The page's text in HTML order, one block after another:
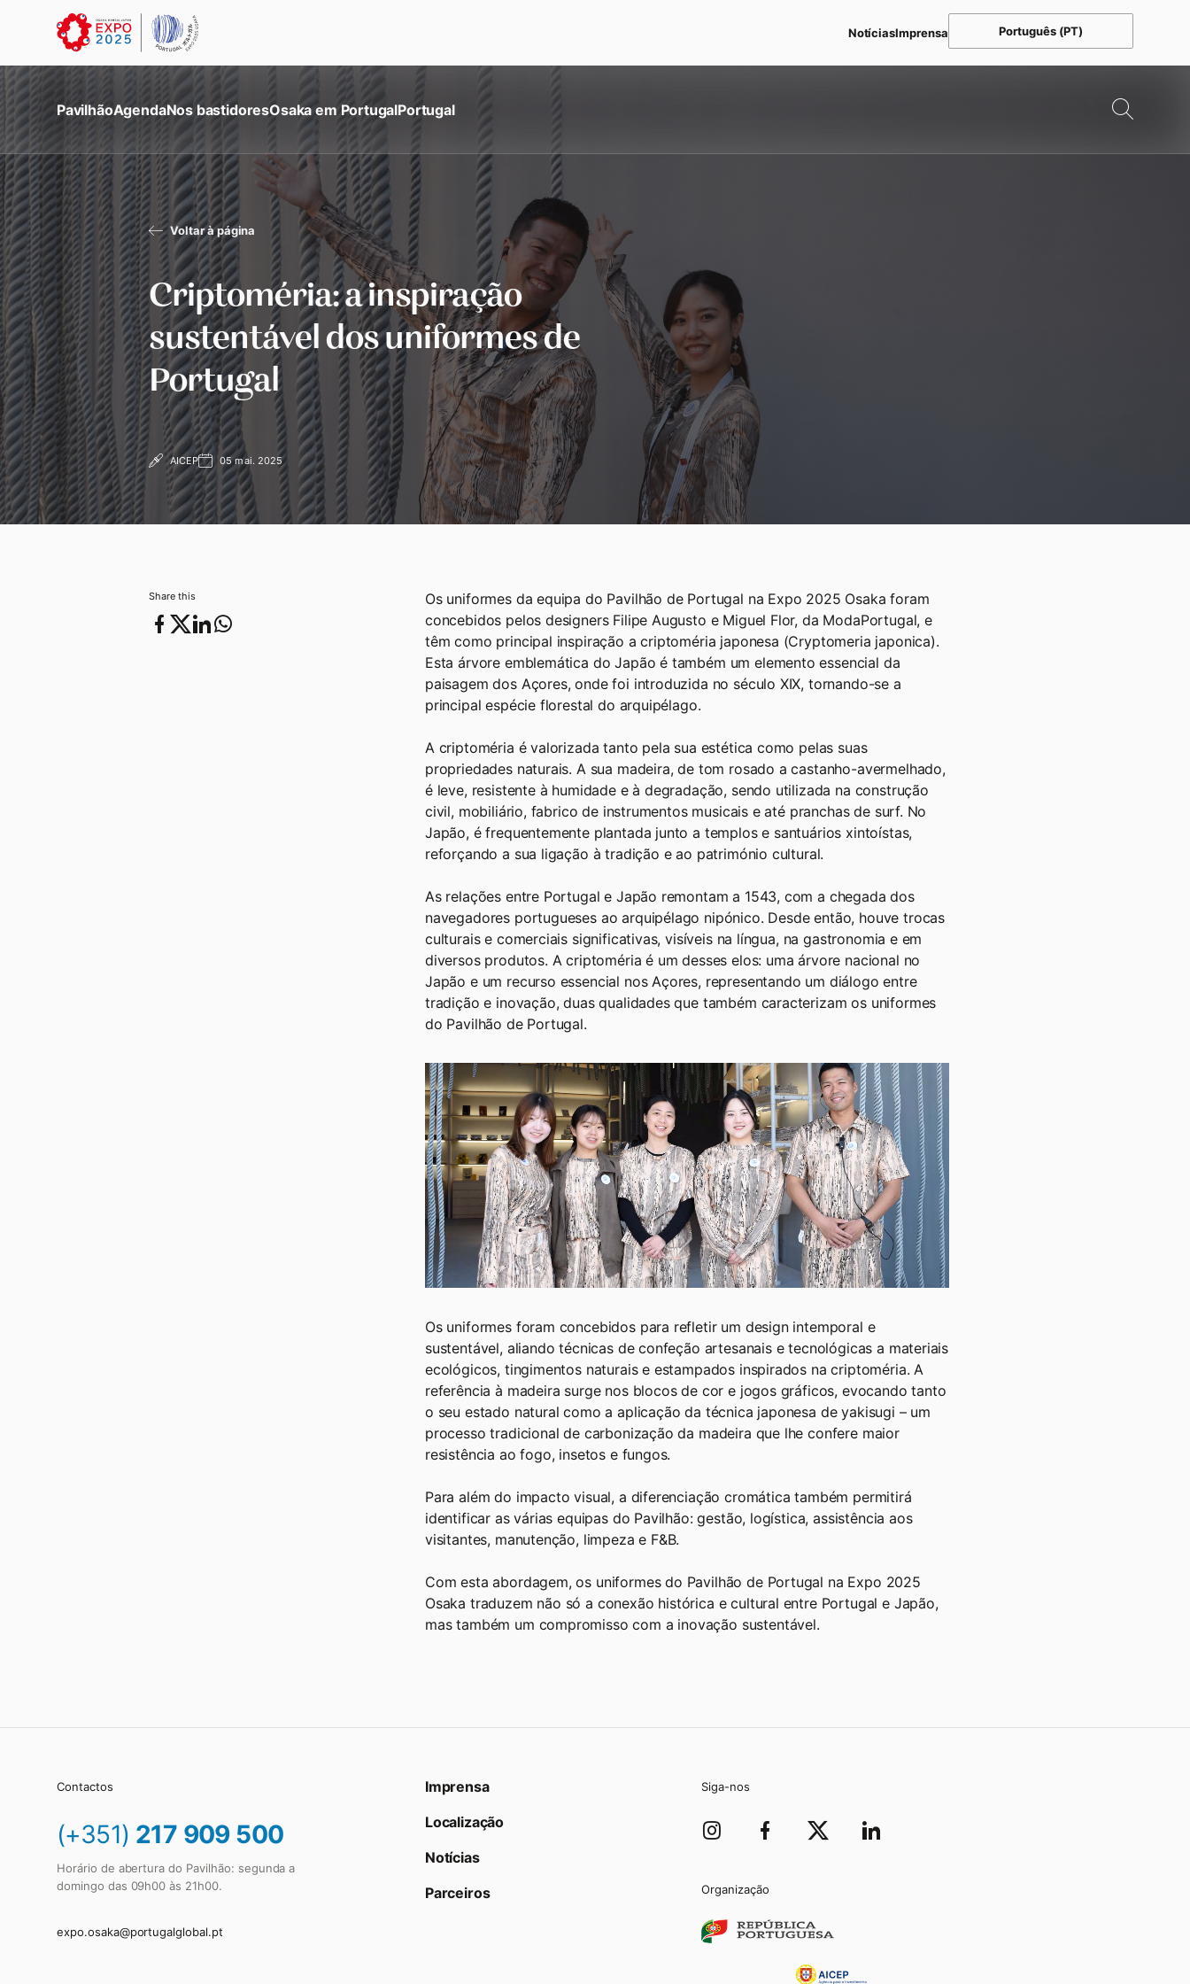
NotíciasImprensa Português (PT)
PavilhãoAgendaNos bastidoresOsaka em PortugalPortugal
Voltar à página
Criptoméria: a inspiração
sustentável dos uniformes de
Portugal
AICEP 05 mai. 2025
Share this
Os uniformes da equipa do Pavilhão de Portugal na Expo 2025 Osaka foram
concebidos pelos designers Filipe Augusto e Miguel Flor, da ModaPortugal, e
têm como principal inspiração a criptoméria japonesa (Cryptomeria japonica).
Esta árvore emblemática do Japão é também um elemento essencial da
paisagem dos Açores, onde foi introduzida no século XIX, tornando-se a
principal espécie florestal do arquipélago.
A criptoméria é valorizada tanto pela sua estética como pelas suas
propriedades naturais. A sua madeira, de tom rosado a castanho-avermelhado,
é leve, resistente à humidade e à degradação, sendo utilizada na construção
civil, mobiliário, fabrico de instrumentos musicais e até pranchas de surf. No
Japão, é frequentemente plantada junto a templos e santuários xintoístas,
reforçando a sua ligação à tradição e ao património cultural.
As relações entre Portugal e Japão remontam a 1543, com a chegada dos
navegadores portugueses ao arquipélago nipónico. Desde então, houve trocas
culturais e comerciais significativas, visíveis na língua, na gastronomia e em
diversos produtos. A criptoméria é um desses elos: uma árvore nacional no
Japão e um recurso essencial nos Açores, representando um diálogo entre
tradição e inovação, duas qualidades que também caracterizam os uniformes
do Pavilhão de Portugal.
Os uniformes foram concebidos para refletir um design intemporal e
sustentável, aliando técnicas de confeção artesanais e tecnológicas a materiais
ecológicos, tingimentos naturais e estampados inspirados na criptoméria. A
referência à madeira surge nos blocos de cor e jogos gráficos, evocando tanto
o seu estado natural como a aplicação da técnica japonesa de yakisugi – um
processo tradicional de carbonização da madeira que lhe confere maior
resistência ao fogo, insetos e fungos.
Para além do impacto visual, a diferenciação cromática também permitirá
identificar as várias equipas do Pavilhão: gestão, logística, assistência aos
visitantes, manutenção, limpeza e F&B.
Com esta abordagem, os uniformes do Pavilhão de Portugal na Expo 2025
Osaka traduzem não só a conexão histórica e cultural entre Portugal e Japão,
mas também um compromisso com a inovação sustentável.
Contactos
(+351) 217 909 500
Horário de abertura do Pavilhão: segunda a
domingo das 09h00 às 21h00.
expo.osaka@portugalglobal.pt
Imprensa
Localização
Notícias
Parceiros
Siga-nos
Organização